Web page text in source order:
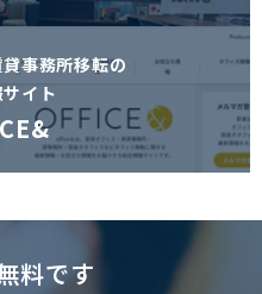
事務所移転の
イト
料です